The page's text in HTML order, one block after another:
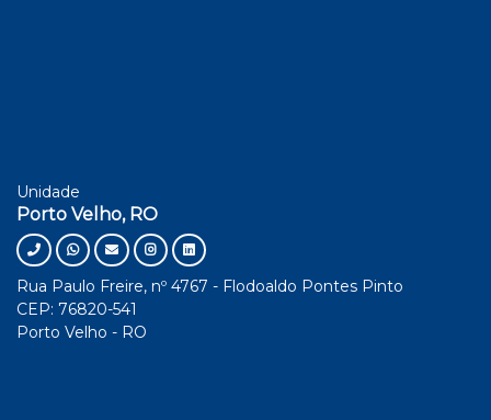
Unidade
Porto Velho, RO
Rua Paulo Freire, nº 4767 - Flodoaldo Pontes Pinto
CEP: 76820-541
Porto Velho - RO